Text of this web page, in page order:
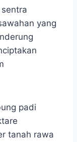
yang
padi
tanah rawa